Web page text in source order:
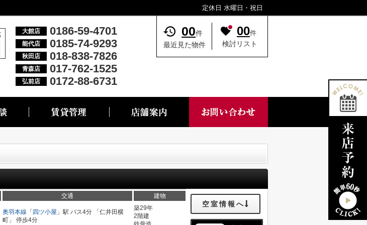
定休日 水曜日・祝日
大館店 0186-59-4701
能代店 0185-74-9293
秋田店 018-838-7826
青森店 017-762-1525
弘前店 0172-88-6731
00件
最近見た物件
00件
検討リスト
交通 建物
奥羽本線 「 四ツ小屋 」駅 バス4分 「仁井田横
町」 停歩4分
築29年
2階建
空室情報へ